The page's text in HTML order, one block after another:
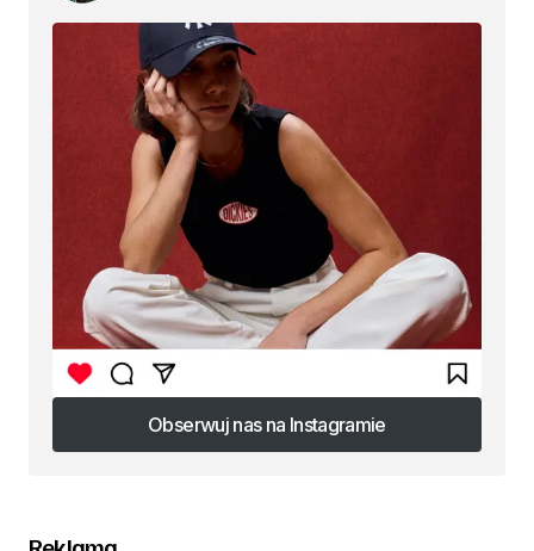
Obserwuj nas na Instagramie
Obserwuj nas na Instagramie